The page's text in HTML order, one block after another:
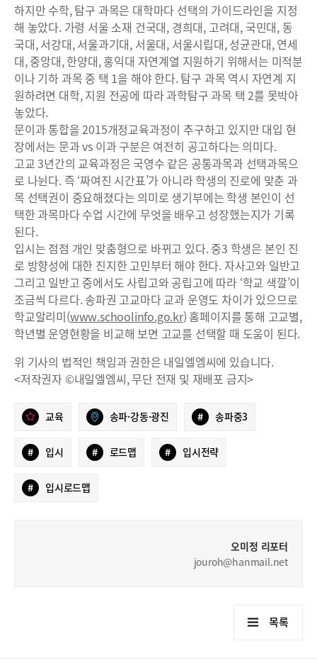
하지만 수학, 탐구 과목은 대학마다 선택의 가이드라인을 지정
해 놓았다. 가령 서울 소재 건국대, 경희대, 고려대, 국민대, 동
국대, 서강대, 서울과기대, 서울대, 서울시립대, 성균관대, 연세
대, 중앙대, 한양대, 홍익대 자연계열 지원하기 위해서는 미적분
이나 기하 과목 중 택 1을 해야 한다. 탐구 과목 역시 자연계 지
원하려면 대학, 지원 전공에 따라 과학탐구 과목 택 2를 못박아
놓았다.
문이과 통합을 2015개정교육과정이 추구하고 있지만 대입 현
장에서는 문과 vs 이과 구분은 여전히 공고하다는 의미다.
고교 3년간의 교육과정은 국영수 같은 공통과목과 선택과목으
로 나뉜다. 즉 ‘짜여진 시간표’가 아니라 학생의 진로에 맞춘 과
목 선택권이 중요해졌다는 의미로 생기부에는 학생 본인이 선
택한 과목마다 수업 시간에 무엇을 배우고 성장했는지가 기록
된다.
입시는 점점 개인 맞춤형으로 바뀌고 있다. 중3 학생은 본인 진
로 방향성에 대한 진지한 고민부터 해야 한다. 자사고와 일반고
그리고 일반고 중에서도 사립고와 공립고에 따라 ‘학교 색깔’이
조금씩 다르다. 송파권 고교마다 교과 운영도 차이가 있으므로
학교알리미(www.schoolinfo.go.kr) 홈페이지를 통해 고교별,
학년별 운영현황을 비교해 보면 고교를 선택할 때 도움이 된다.
위 기사의 법적인 책임과 권한은 내일엘엠씨에 있습니다.
<저작권자 ©내일엘엠씨, 무단 전재 및 재배포 금지>
교육 송파·강동·광진 # 송파중3
# 입시 # 로드맵 # 입시전략
# 입시로드맵
오미정 리포터
jouroh@hanmail.net
목록